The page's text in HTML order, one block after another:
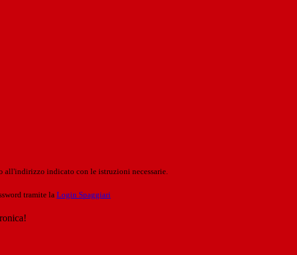
all'indirizzo indicato con le istruzioni necessarie.
tramite la Login Spaggiari